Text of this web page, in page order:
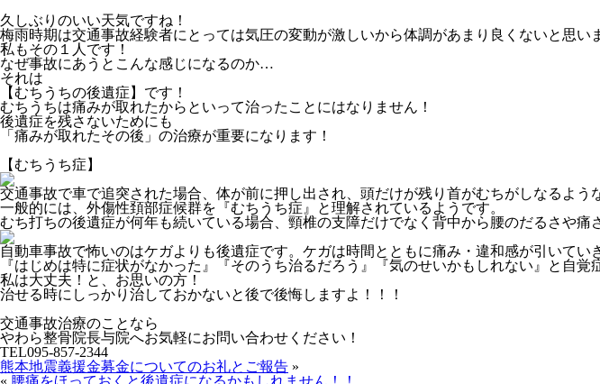
久しぶりのいい天気ですね！
梅雨時期は交通事故経験者にとっては気圧の変動が激しいから体調があまり良くないと思い
私もその１人です！
なぜ事故にあうとこんな感じになるのか…
それは
【むちうちの後遺症】です！
むちうちは痛みが取れたからといって治ったことにはなりません！
後遺症を残さないためにも
「痛みが取れたその後」の治療が重要になります！
【むちうち症】
交通事故で車で追突された場合、体が前に押し出され、頭だけが残り首がむちがしなるよう
一般的には、外傷性頚部症候群を『むちうち症』と理解されているようです。
むち打ちの後遺症が何年も続いている場合、頸椎の支障だけでなく背中から腰のだるさや
自動車事故で怖いのはケガよりも後遺症です。ケガは時間とともに痛み・違和感が引いてい
『はじめは特に症状がなかった』『そのうち治るだろう』『気のせいかもしれない』と自
私は大丈夫！と、お思いの方！
治せる時にしっかり治しておかないと後で後悔しますよ！！！
交通事故治療のことなら
やわら整骨院長与院へお気軽にお問い合わせください！
TEL095-857-2344
熊本地震義援金募金についてのお礼とご報告 »
« 腰痛をほっておくと後遺症になるかもしれません！！